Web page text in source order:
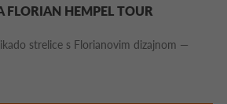
FLORIAN HEMPEL TOUR
strelice s Florianovim dizajnom —